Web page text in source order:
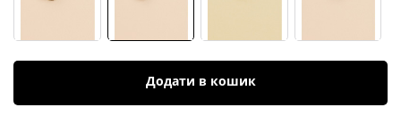
Додати в кошик